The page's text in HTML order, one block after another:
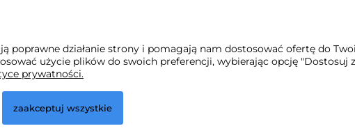
działanie strony i pomagają nam dostosować ofertę do
użycie plików do swoich preferencji, wybierając opcję "Dostosuj
prywatności.
zaakceptuj wszystkie